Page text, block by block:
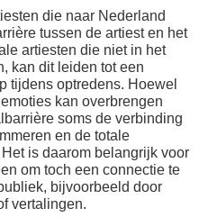
die naar Nederland
tussen de artiest en het
artiesten die niet in het
kan dit leiden tot een
tijdens optredens. Hoewel
kan overbrengen
soms de verbinding
en de totale
is daarom belangrijk voor
om toch een connectie te
bijvoorbeeld door
vertalingen.